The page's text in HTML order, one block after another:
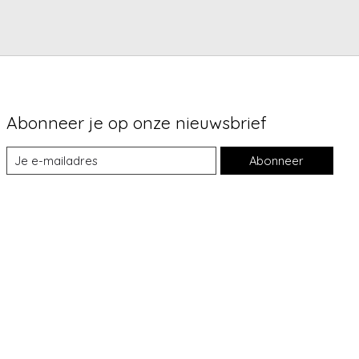
Abonneer je op onze nieuwsbrief
Abonneer